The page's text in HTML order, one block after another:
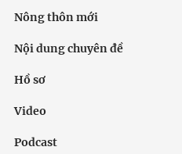
Nông thôn mới
Nội dung chuyên đề
Hồ sơ
Video
Podcast